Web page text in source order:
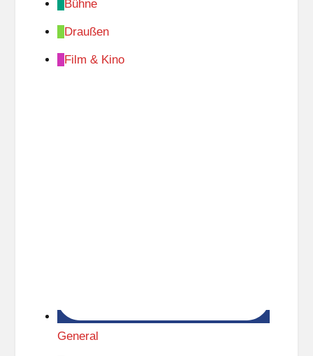
Bühne
Draußen
Film & Kino
General